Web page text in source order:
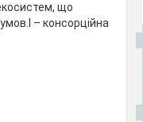
що
– консорційна